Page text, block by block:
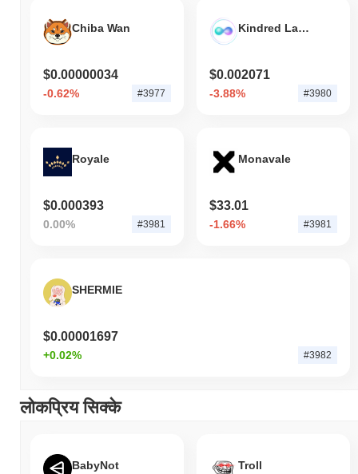
Chiba Wan
$0.00000034
-0.62% #3977
Kindred Labs
$0.002071
-3.88% #3980
Royale
$0.000393
0.00% #3981
Monavale
$33.01
-1.66% #3981
SHERMIE
$0.00001697
+0.02% #3982
लोकप्रिय सिक्के
BabyNot Troll